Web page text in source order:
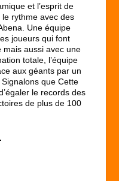
et l’esprit de
rythme avec des
Une équipe
joueurs qui font
aussi avec une
totale, l’équipe
aux géants par un
que Cette
le records des
de plus de 100